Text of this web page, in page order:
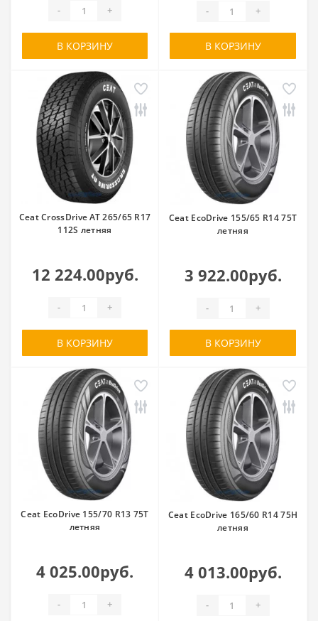
- +
В КОРЗИНУ
- +
В КОРЗИНУ
Ceat CrossDrive AT 265/65 R17
112S летняя
12 224.00руб.
- +
В КОРЗИНУ
Ceat EcoDrive 155/65 R14 75T
летняя
3 922.00руб.
- +
В КОРЗИНУ
Ceat EcoDrive 155/70 R13 75T
летняя
4 025.00руб.
- +
Ceat EcoDrive 165/60 R14 75H
летняя
4 013.00руб.
- +